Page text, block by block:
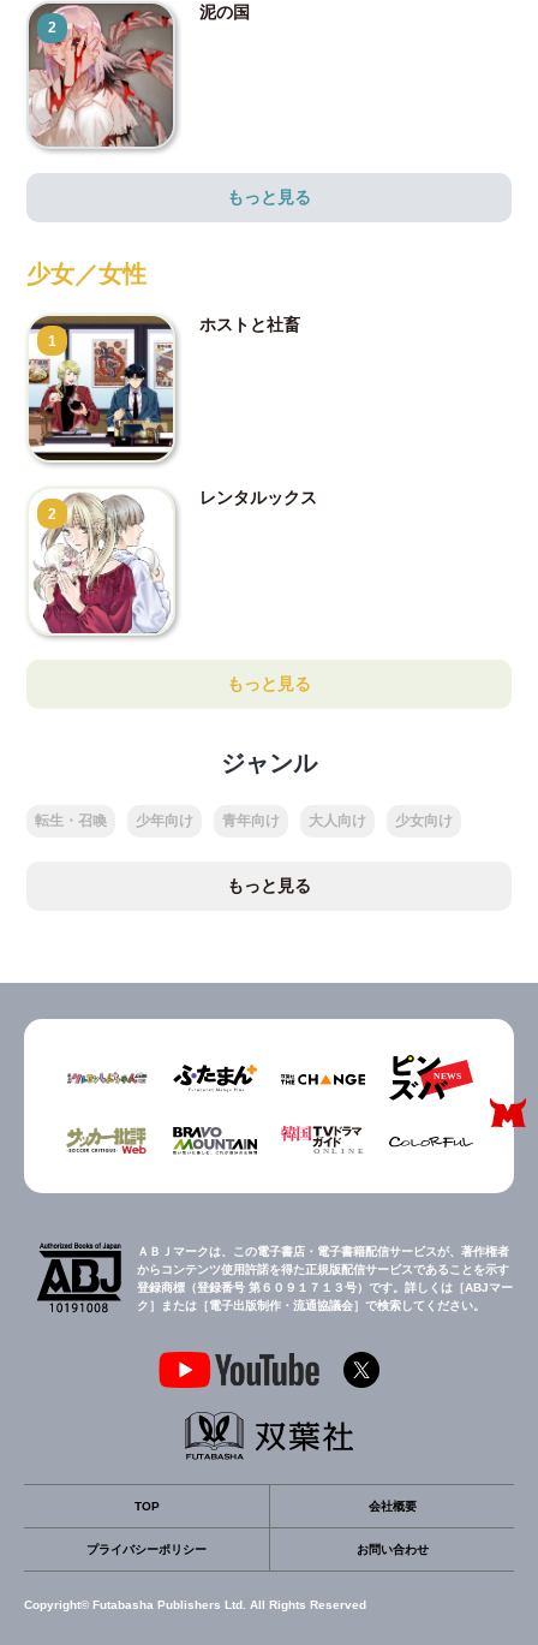
2
泥の国
もっと見る
少女／女性
1
ホストと社畜
2
レンタルックス
もっと見る
ジャンル
転生・召喚 少年向け 青年向け 大人向け 少女向け
もっと見る
ＡＢＪマークは、この電子書店・電子書籍配信サービスが、著作権者
からコンテンツ使用許諾を得た正規版配信サービスであることを示す
登録商標（登録番号 第６０９１７１３号）です。詳しくは［ABJマー
ク］または［電子出版制作・流通協議会］で検索してください。
TOP 会社概要
プライバシーポリシー お問い合わせ
Copyright© Futabasha Publishers Ltd. All Rights Reserved